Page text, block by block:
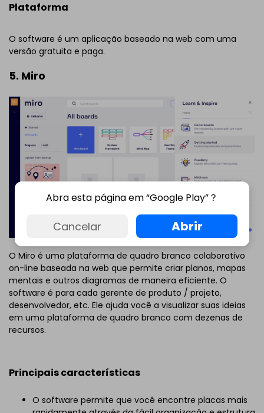
Plataforma
O software é um aplicação baseado na web com uma
versão gratuita e paga.
5. Miro
O Miro é uma plataforma de quadro branco colaborativo
on-line baseada na web que permite criar planos, mapas
mentais e outros diagramas de maneira eficiente. O
software é para cada gerente de produto / projeto,
desenvolvedor, etc. Ele ajuda você a visualizar suas ideias
em uma plataforma de quadro branco com dezenas de
recursos.
Principais características
O software permite que você encontre placas mais
Abra esta página em “Google Play”？
Cancelar Abrir